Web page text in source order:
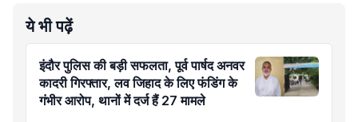
ये भी पढ़ें
इंदौर पुलिस की बड़ी सफलता, पूर्व पार्षद अनवर
कादरी गिरफ्तार, लव जिहाद के लिए फंडिंग के
गंभीर आरोप, थानों में दर्ज हैं 27 मामले